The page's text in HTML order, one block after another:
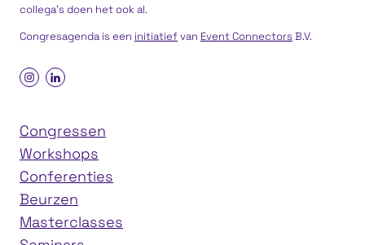
collega’s doen het ook al.
Congresagenda is een initiatiefvan Event ConnectorsB.V.
Congressen
Workshops
Conferenties
Beurzen
Masterclasses